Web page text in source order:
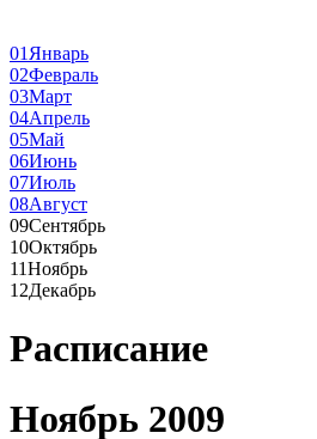
01 Январь
02Февраль
03Март
04Апрель
05Май
06Июнь
07Июль
08Август
09Сентябрь
10Октябрь
11Ноябрь
12Декабрь
Расписание
Ноябрь 2009